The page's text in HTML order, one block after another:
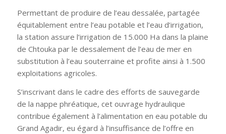
Permettant de produire de l’eau dessalée, partagée
équitablement entre l’eau potable et l’eau d’irrigation,
la station assure l’irrigation de 15.000 Ha dans la plaine
de Chtouka par le dessalement de l’eau de mer en
substitution à l’eau souterraine et profite ainsi à 1.500
exploitations agricoles.
S’inscrivant dans le cadre des efforts de sauvegarde
de la nappe phréatique, cet ouvrage hydraulique
contribue également à l’alimentation en eau potable du
Grand Agadir, eu égard à l’insuffisance de l’offre en